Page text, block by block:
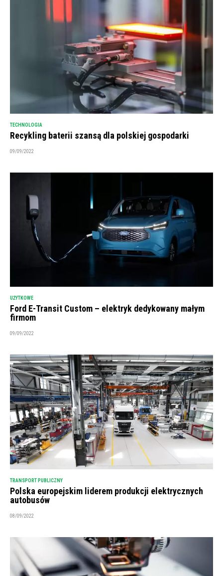
TECHNOLOGIA
Recykling baterii szansą dla polskiej gospodarki
09/09/2022
UŻYTKOWE
Ford E-Transit Custom – elektryk dedykowany małym
firmom
09/09/2022
TRANSPORT PUBLICZNY
Polska europejskim liderem produkcji elektrycznych
autobusów
08/09/2022